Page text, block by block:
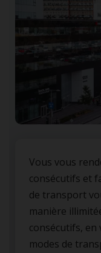
Vous vous
consécutifs et
de transport
manière
consécutifs, en
modes de